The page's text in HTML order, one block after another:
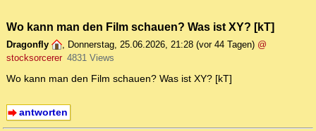
Wo kann man den Film schauen? Was ist XY? [kT]
Dragonfly , Donnerstag, 25.06.2026, 21:28 (vor 44 Tagen) @
stocksorcerer 4831 Views
Wo kann man den Film schauen? Was ist XY? [kT]
antworten